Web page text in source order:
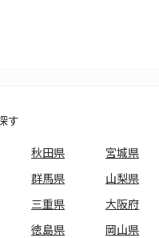
す
秋田県 宮城県
群馬県 山梨県
三重県 大阪府
徳島県 岡山県